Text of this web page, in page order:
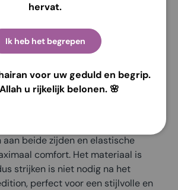
Envoi Retour
in twee elegante kleuren: dusty
, gemaakt van comfortabele
stof met een luxe reliëfstructuur.
die de maat aanpast aan je lichaam.
aan beide zijden en elastische
comfort. Het materiaal is
strijken is niet nodig na het
perfect voor een stijlvolle en
hervat.
Ik heb het begrepen
voor uw geduld en begrip.
u rijkelijk belonen. 🌸